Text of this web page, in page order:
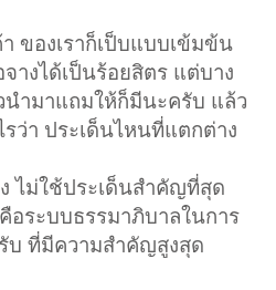
ของเราก็เป็บแบบเข้มข้น
างได้เป็นร้อยสิตร แต่บาง
นำมาแถมให้ก็มีนะครับ แล้ว
ว่า ประเด็นไหนที่แตกต่าง
ไม่ใช้ประเด็นสำคัญที่สุด
ระบบธรรมาภิบาลในการ
บ ที่มีความสำคัญสูงสุด